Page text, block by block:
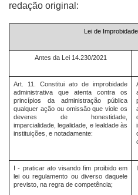
redação original:
Lei de
Antes da Lei 14.230/2021
Art. 11. Constitui ato de improbidade
administrativa que atenta contra os
princípios da administração pública
qualquer ação ou omissão que viole os
deveres de honestidade,
imparcialidade, legalidade, e lealdade às
instituições, e notadamente:
I - praticar ato visando fim proibido em
lei ou regulamento ou diverso daquele
previsto, na regra de competência;